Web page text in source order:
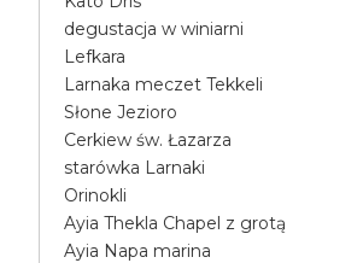
degustacja w winiarni
Lefkara
Larnaka meczet Tekkeli
Słone Jezioro
Cerkiew św. Łazarza
starówka Larnaki
Orinokli
Ayia Thekla Chapel z grotą
Ayia Napa marina